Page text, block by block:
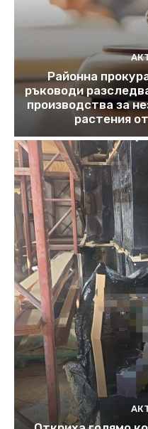
Районна
ръководи
производства за
растения